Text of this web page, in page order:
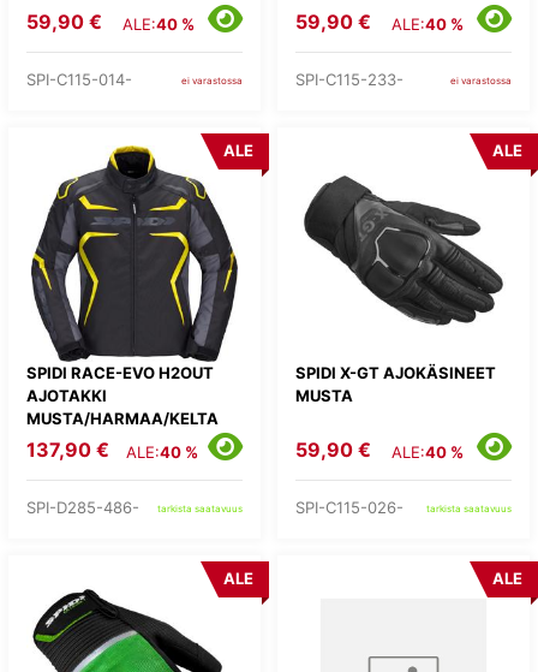
59,90 € ALE:40 %
SPI-C115-014- ei varastossa
59,90 € ALE:40 %
SPI-C115-233- ei varastossa
SPIDI RACE-EVO H2OUT
AJOTAKKI
MUSTA/HARMAA/KELTA
ALE
137,90 € ALE:40 %
SPI-D285-486- tarkista saatavuus
SPIDI X-GT AJOKÄSINEET
MUSTA
ALE
59,90 € ALE:40 %
SPI-C115-026- tarkista saatavuus
ALE ALE